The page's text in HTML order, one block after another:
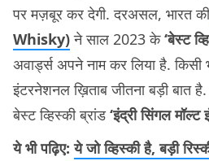
पर मज़बूर कर देगी. दरअसल, भारत
Whisky)ने साल 2023 के‘बेस्ट
अवार्ड्स अपने नाम कर लिया है. किसी
इंटरनेशनल ख़िताब जीतना बड़ी बात
बेस्ट व्हिस्की ब्रांड‘इंद्री सिंगल मॉल्ट
ये भी पढ़िए:ये जो व्हिस्की है, बड़ी